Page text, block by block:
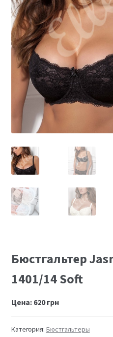
Бюстгальтер
1401/14 Soft
Цена: 620грн
Категория: Бюстгальтеры